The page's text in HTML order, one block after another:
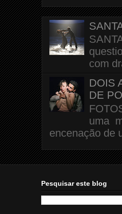
com
DOIS
DE
uma
encenação de
Pesquisar este blog